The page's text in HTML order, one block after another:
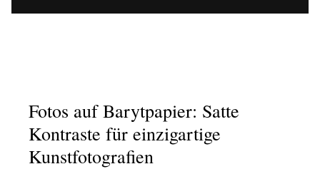
Fotos auf Barytpapier: Satte
Kontraste für einzigartige
Kunstfotografien